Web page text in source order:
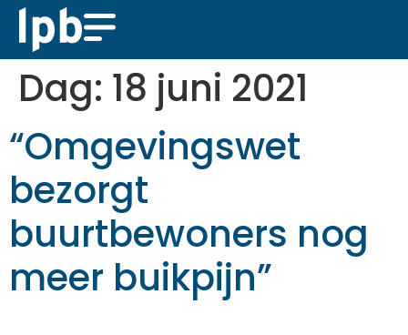
Dag: 18 juni 2021
“Omgevingswet
bezorgt
buurtbewoners nog
meer buikpijn”